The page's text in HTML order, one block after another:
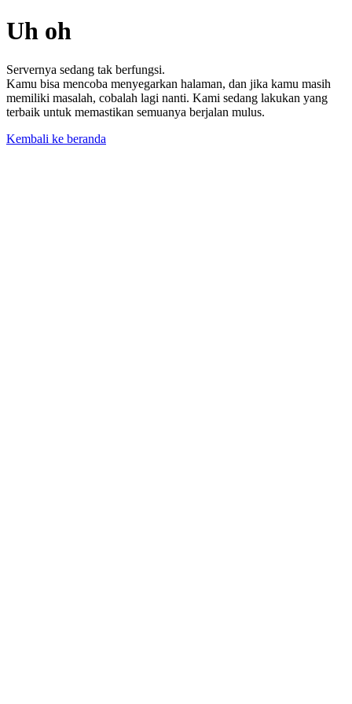
Uh oh
Servernya sedang tak berfungsi.
Kamu bisa mencoba menyegarkan halaman, dan jika kamu masih
memiliki masalah, cobalah lagi nanti. Kami sedang lakukan yang
terbaik untuk memastikan semuanya berjalan mulus.
Kembali ke beranda